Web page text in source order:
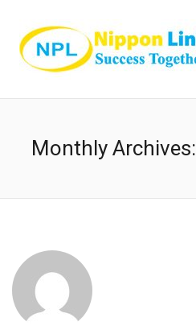
Monthly Archives: